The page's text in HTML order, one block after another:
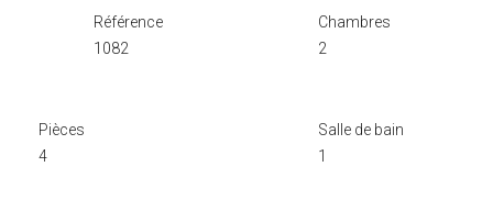
Référence
1082
Chambres
2
Pièces
4
Salle de bain
1